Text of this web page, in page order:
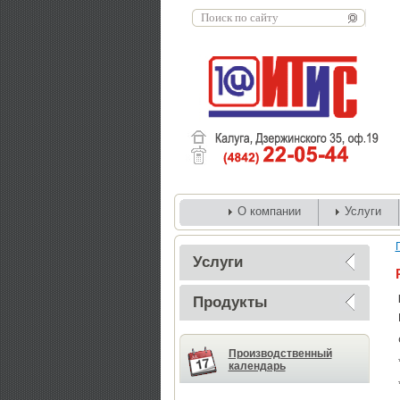
О компании Услуги
Услуги
Продукты
Производственный
календарь